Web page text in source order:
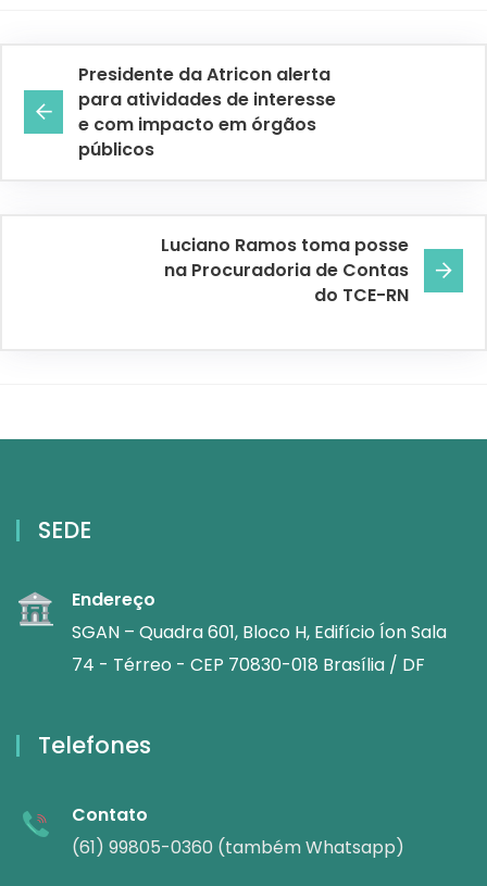
Presidente da Atricon alerta
para atividades de interesse
e com impacto em órgãos
públicos
Luciano Ramos toma posse
na Procuradoria de Contas
do TCE-RN
SEDE
Endereço
SGAN – Quadra 601, Bloco H, Edifício Íon Sala
74 - Térreo - CEP 70830-018 Brasília / DF
Telefones
Contato
(61) 99805-0360 (também Whatsapp)